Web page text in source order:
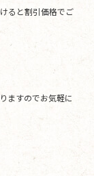
ると割引価格でご
ますのでお気軽に